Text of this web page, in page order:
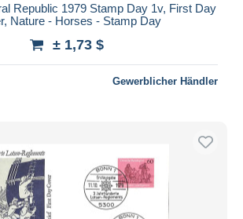
Republic 1979 Stamp Day 1v, First Day
Nature - Horses - Stamp Day
± 1,73 $
Gewerblicher Händler